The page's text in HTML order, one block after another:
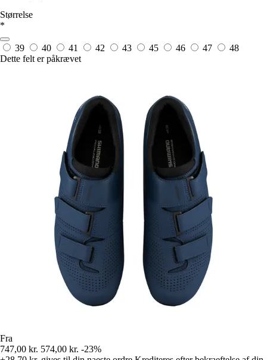
Størrelse
*
39 40 41 42 43 45 46 47
48
Dette felt er påkrævet
Fra
747,00 kr. 574,00 kr. -23%